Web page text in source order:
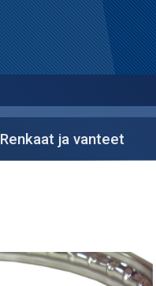
Renkaat ja vanteet